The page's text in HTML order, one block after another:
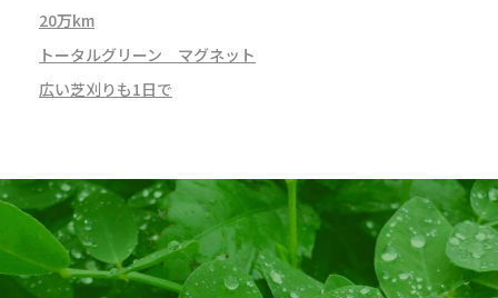
20万km
トータルグリーン マグネット
広い芝刈りも1日で